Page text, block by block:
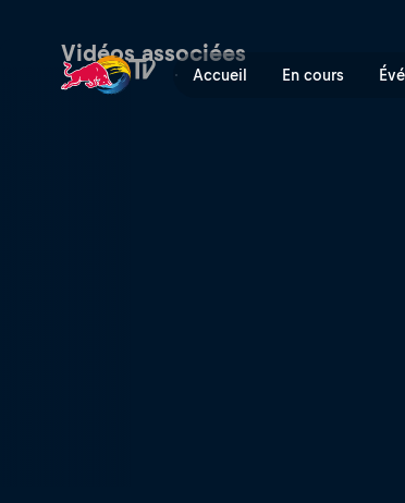
Accueil En cours
The Uluwatu super
Vidéos associées